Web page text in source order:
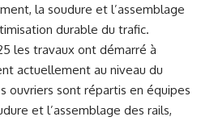
la soudure et l’assemblage
durable du trafic.
les travaux ont démarré à
actuellement au niveau du
ouvriers sont répartis en équipes
et l’assemblage des rails,